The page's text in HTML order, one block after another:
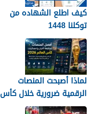
كيف اطلع الشهاده من
توكلنا 1448
لماذا أصبحت المنصات
الرقمية ضرورية خلال كأس
العالم؟